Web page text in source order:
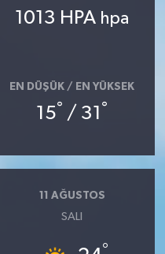
1013 HPA hpa
EN DÜŞÜK / EN YÜKSEK
15° / 31 °
11 AĞUSTOS
SALI
°